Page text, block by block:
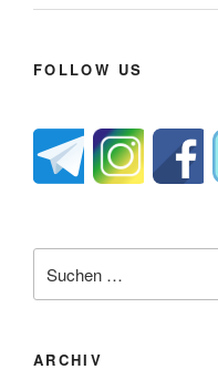
FOLLOW US
nach:
ARCHIV